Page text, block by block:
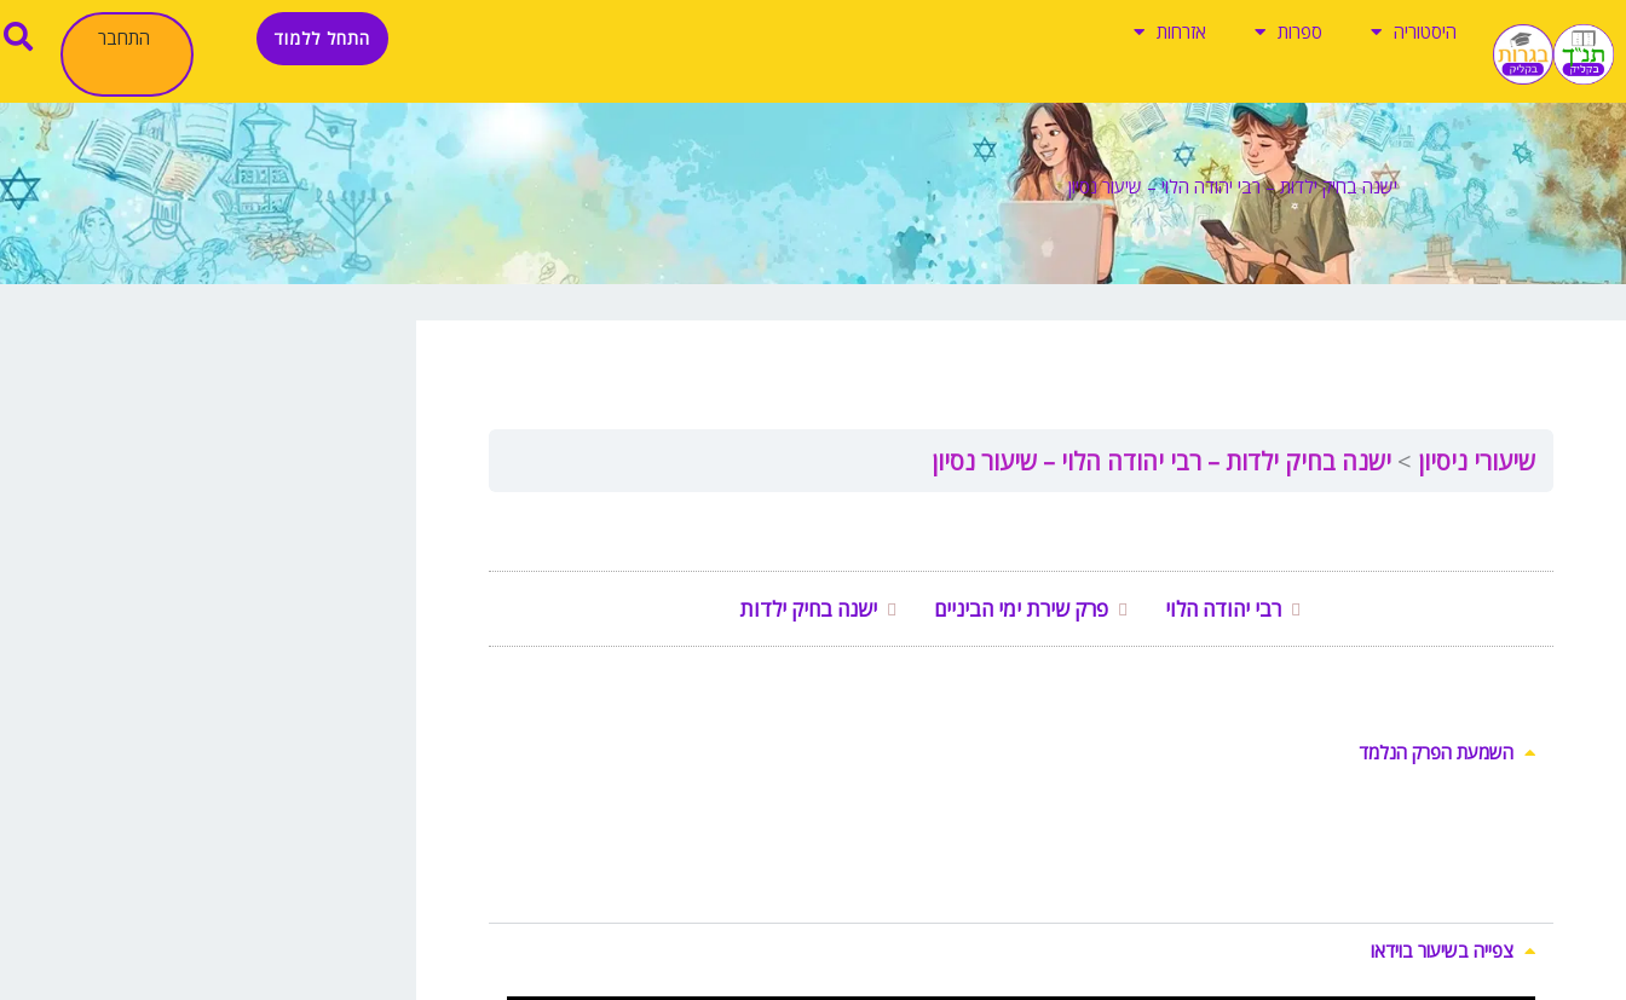
לתוכן
היסטוריה ספרות אזרחות התחל ללמוד התחבר
ישנה בחיק ילדות – רבי יהודה הלוי – שיעור נסיון
שיעורי ניסיון ישנה בחיק ילדות – רבי יהודה הלוי – שיעור נסיון
רבי יהודה הלוי פרק שירת ימי הביניים ישנה בחיק ילדות
השמעת הפרק הנלמד
צפייה בשיעור בוידאו